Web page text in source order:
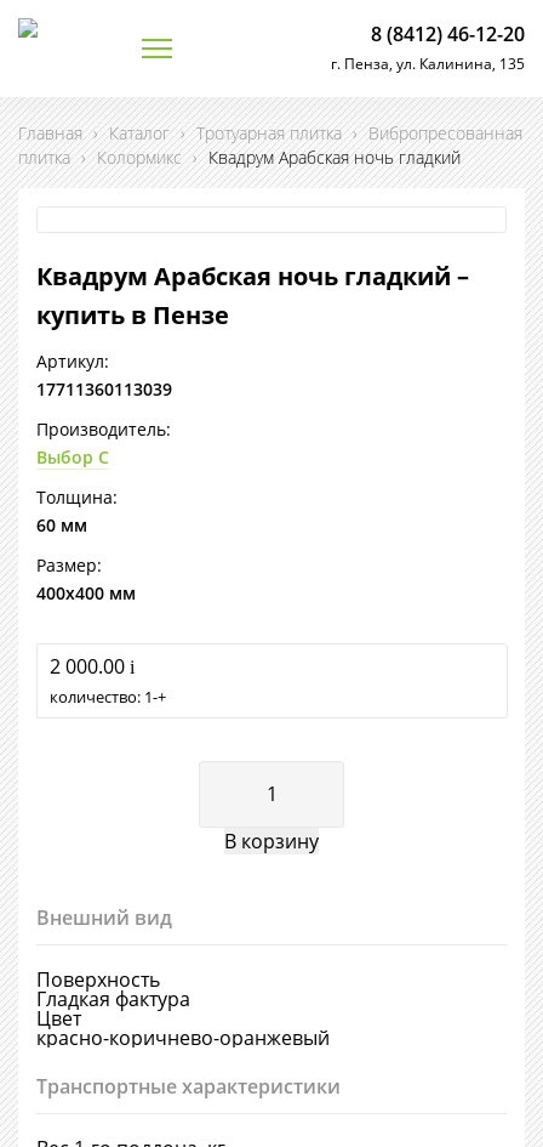
8 (8412) 46-12-20
г. Пенза, ул. Калинина, 135
Главная › Каталог › Тротуарная плитка › Вибропресованная
плитка › Колормикс › Квадрум Арабская ночь гладкий
Квадрум Арабская ночь гладкий –
купить в Пензе
Артикул:
17711360113039
Производитель:
Выбор С
Толщина:
60 мм
Размер:
400х400 мм
2 000.00 i
количество: 1 +
Внешний вид
Поверхность
Гладкая фактура
Цвет
красно-коричнево-оранжевый
Транспортные характеристики